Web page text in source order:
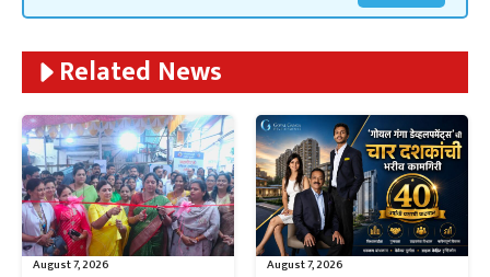
Related News
August 7, 2026 August 7, 2026